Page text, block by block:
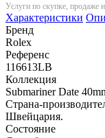
Услуги по скупке,
Характеристики
Бренд
Rolex
Референс
116613LB
Коллекция
Submariner Date
Страна-
Швейцария.
Состояние